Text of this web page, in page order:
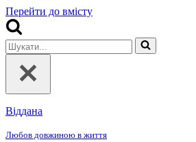
Перейти до вмісту
Шукати...
Віддана
Любов довжиною в життя